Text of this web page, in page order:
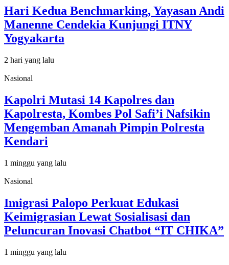
Hari Kedua Benchmarking, Yayasan Andi
Manenne Cendekia Kunjungi ITNY
Yogyakarta
2 hari yang lalu
Nasional
Kapolri Mutasi 14 Kapolres dan
Kapolresta, Kombes Pol Safi’i Nafsikin
Mengemban Amanah Pimpin Polresta
Kendari
1 minggu yang lalu
Nasional
Imigrasi Palopo Perkuat Edukasi
Keimigrasian Lewat Sosialisasi dan
Peluncuran Inovasi Chatbot “IT CHIKA”
1 minggu yang lalu